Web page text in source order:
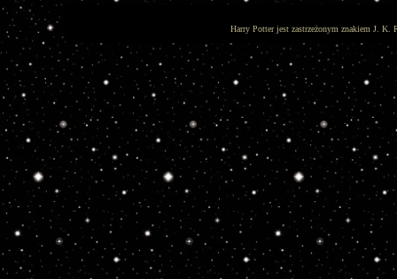
Harry Potter jest zastrzeżonym znakiem J. K.